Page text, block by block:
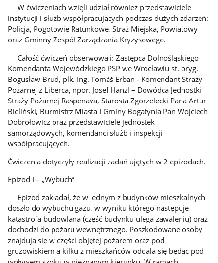
W ćwiczeniach wzięli udział również przedstawiciele
instytucji i służb współpracujących podczas dużych zdarzeń:
Policja, Pogotowie Ratunkowe, Straż Miejska, Powiatowy
oraz Gminny Zespół Zarządzania Kryzysowego.
Całość ćwiczeń obserwowali: Zastępca Dolnośląskiego
Komendanta Wojewódzkiego PSP we Wrocławiu st. bryg.
Bogusław Brud, plk. Ing. Tomáš Erban - Komendant Straży
Pożarnej z Liberca, npor. Josef Hanzl – Dowódca Jednostki
Straży Pożarnej Raspenava, Starosta Zgorzelecki Pana Artur
Bieliński, Burmistrz Miasta I Gminy Bogatynia Pan Wojciech
Dobrołowicz oraz przedstawiciele jednostek
samorządowych, komendanci służb i inspekcji
współpracujących.
Ćwiczenia dotyczyły realizacji zadań ujętych w 2 epizodach.
Epizod I – „Wybuch”
Epizod zakładał, że w jednym z budynków mieszkalnych
doszło do wybuchu gazu, w wyniku którego następuje
katastrofa budowlana (część budynku ulega zawaleniu) oraz
dochodzi do pożaru wewnętrznego. Poszkodowane osoby
znajdują się w części objętej pożarem oraz pod
gruzowiskiem a kilku z mieszkańców oddala się będąc pod